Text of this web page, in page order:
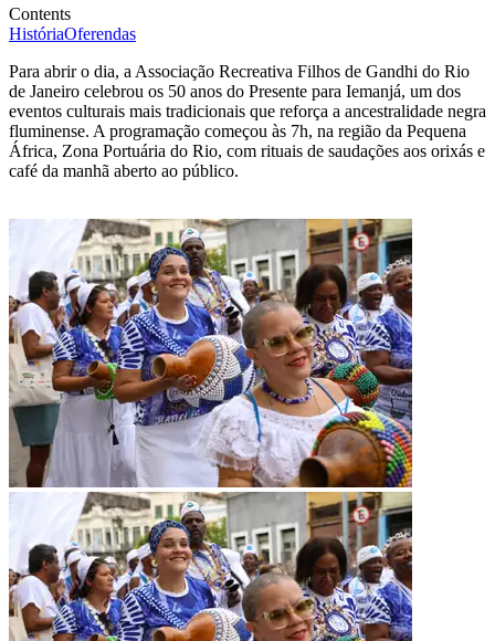
Contents
HistóriaOferendas
Para abrir o dia, a Associação Recreativa Filhos de Gandhi do Rio
de Janeiro celebrou os 50 anos do Presente para Iemanjá, um dos
eventos culturais mais tradicionais que reforça a ancestralidade negra
fluminense. A programação começou às 7h, na região da Pequena
África, Zona Portuária do Rio, com rituais de saudações aos orixás e
café da manhã aberto ao público.